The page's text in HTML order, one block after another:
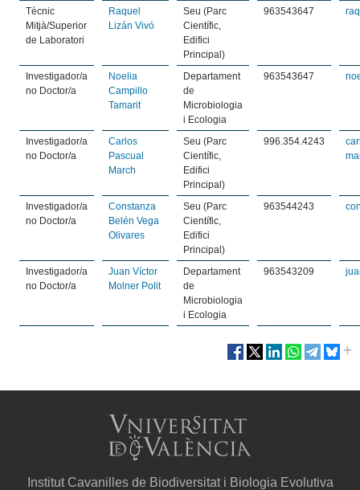
Tècnic
Mitjà/Superior
de Laboratori
Raquel
Lizán Vivó
Seu (Parc
Científic,
Edifici
Principal)
963543647
Investigador/a
no Doctor/a
Noelia
Campillo
Tamarit
Departament
de
Microbiologia
i Ecologia
963543647
Investigador/a
no Doctor/a
Carlos
Pascual
March
Seu (Parc
Científic,
Edifici
Principal)
996.354.4243
Investigador/a
no Doctor/a
Constanza
Belén Vega
Olivares
Seu (Parc
Científic,
Edifici
Principal)
963544243
Investigador/a
no Doctor/a
Juan Víctor
Molner Polit
Departament
de
Microbiologia
i Ecologia
963543209
Institut Cavanilles de Biodiversitat i Biologia Evolutiva